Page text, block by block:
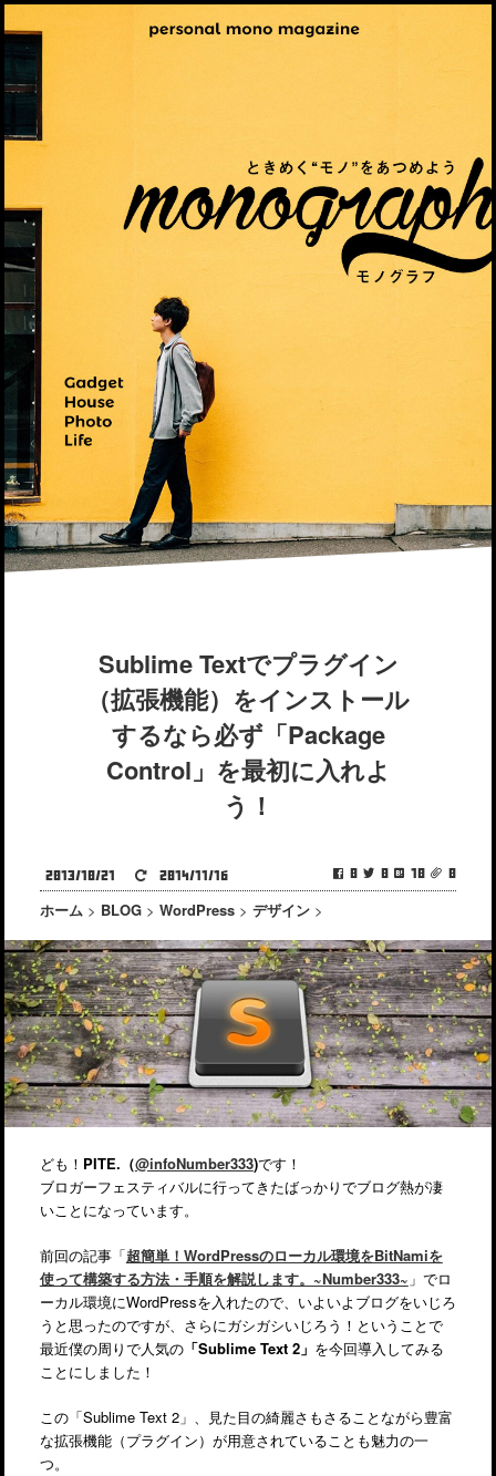
Sublime Textでプラグイン
（拡張機能）をインストール
するなら必ず「Package
Control」を最初に入れよ
う！
0 0 10 0
2013/10/21 2014/11/16
ホーム > BLOG > WordPress > デザイン >
ども！ PITE.（@infoNumber333)です！
ブロガーフェスティバルに行ってきたばっかりでブログ熱が凄
いことになっています。
前回の記事「超簡単！WordPressのローカル環境をBitNamiを
使って構築する方法・手順を解説します。~Number333~ 」でロ
ーカル環境にWordPressを入れたので、いよいよブログをいじろ
うと思ったのですが、さらにガシガシいじろう！ということで
最近僕の周りで人気の「Sublime Text 2」 を今回導入してみる
ことにしました！
この「Sublime Text 2」、見た目の綺麗さもさることながら豊富
な拡張機能（プラグイン）が用意されていることも魅力の一
つ。